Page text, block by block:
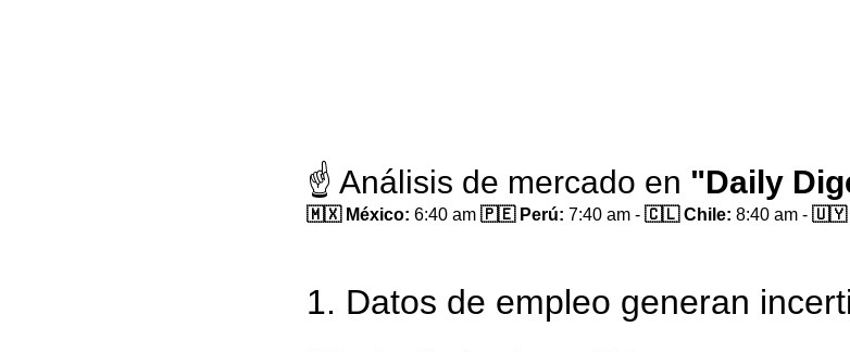
☝️ Análisis de mercado en "Daily
🇲🇽 México: 6:40 am 🇵🇪 Perú: 7:40 am - 🇨🇱 Chile: 8:40 am - 🇺🇾
1. Datos de empleo generan